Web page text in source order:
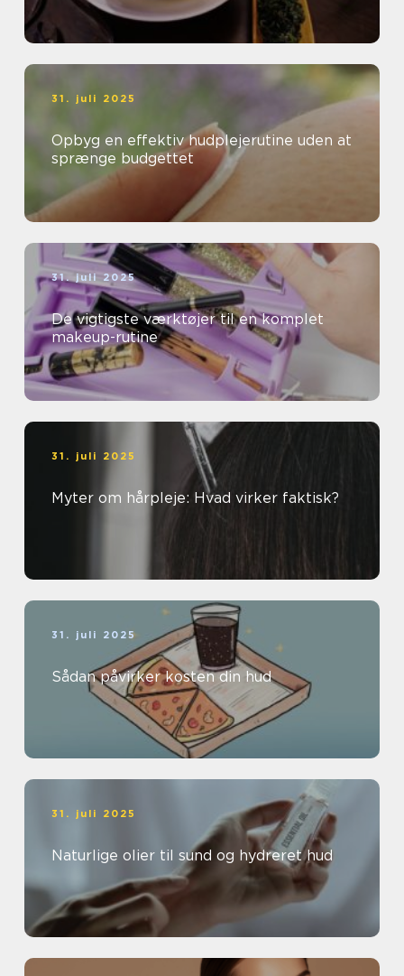
31. juli 2025
Opbyg en effektiv hudplejerutine uden at
sprænge budgettet
31. juli 2025
De vigtigste værktøjer til en komplet
makeup-rutine
31. juli 2025
Myter om hårpleje: Hvad virker faktisk?
31. juli 2025
Sådan påvirker kosten din hud
31. juli 2025
Naturlige olier til sund og hydreret hud